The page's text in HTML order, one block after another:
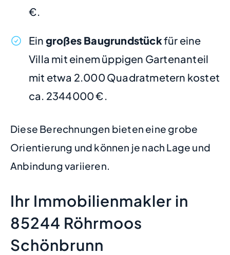
€.
Ein großes Baugrundstückfür eine
Villa mit einem üppigen Gartenanteil
mit etwa 2.000 Quadratmetern kostet
ca. 2344000 €.
Diese Berechnungen bieten eine grobe
Orientierung und können je nach Lage und
Anbindung variieren.
Ihr Immobilienmakler in
85244 Röhrmoos
Schönbrunn